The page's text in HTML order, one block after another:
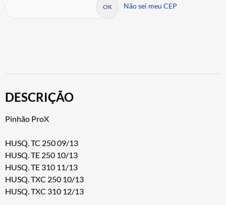
Não sei meu CEP
DESCRIÇÃO
Pinhão ProX
HUSQ. TC 250 09/13
HUSQ. TE 250 10/13
HUSQ. TE 310 11/13
HUSQ. TXC 250 10/13
HUSQ. TXC 310 12/13